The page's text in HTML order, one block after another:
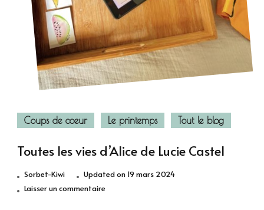
Coups de coeur Le printemps Tout le blog
Toutes les vies d’Alice de Lucie Castel
Sorbet-Kiwi Updated on 19 mars 2024
Laisser un commentairesur